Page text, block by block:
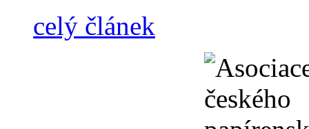
celý článek